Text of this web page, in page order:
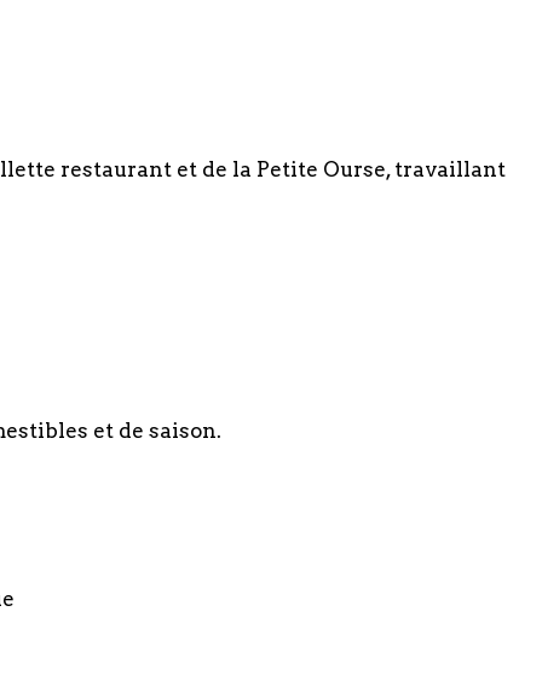
restaurant et de la Petite Ourse, travaillant
et de saison.